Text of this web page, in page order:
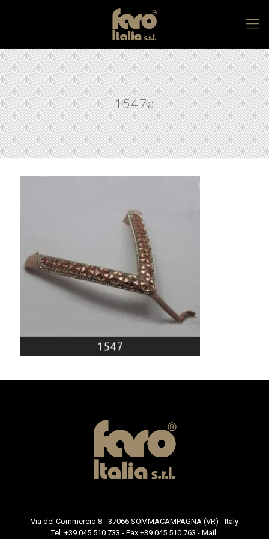
1547a
Via del Commercio 8 - 37066 SOMMACAMPAGNA (VR) - Italy
Tel. +39 045 510 733 - Fax +39 045 510 763 - Mail: